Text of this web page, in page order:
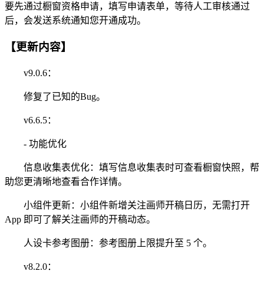
要先通过橱窗资格申请，填写申请表单，等待人工审核通过
后，会发送系统通知您开通成功。
【更新内容】
v9.0.6：
修复了已知的Bug。
v6.6.5：
- 功能优化
信息收集表优化：填写信息收集表时可查看橱窗快照，帮
助您更清晰地查看合作详情。
小组件更新：小组件新增关注画师开稿日历，无需打开
App 即可了解关注画师的开稿动态。
人设卡参考图册：参考图册上限提升至 5 个。
v8.2.0：